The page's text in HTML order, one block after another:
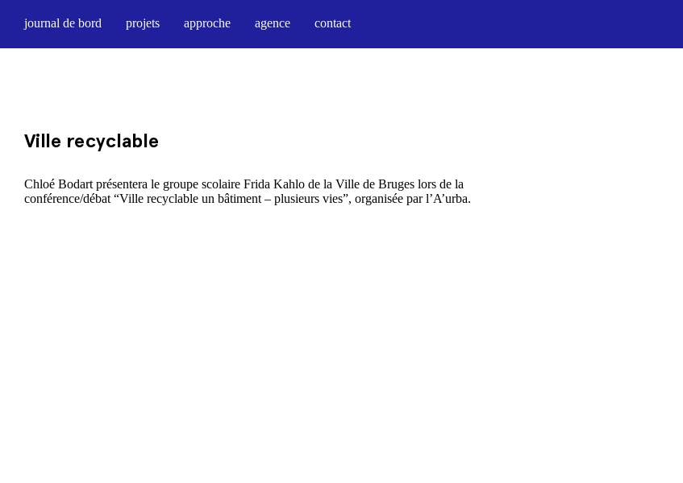
journal de bord projets approche agence contact
Ville recyclable
Chloé Bodart présentera le groupe scolaire Frida Kahlo de la Ville de Bruges lors de la
conférence/débat “Ville recyclable un bâtiment – plusieurs vies”, organisée par l’A’urba.